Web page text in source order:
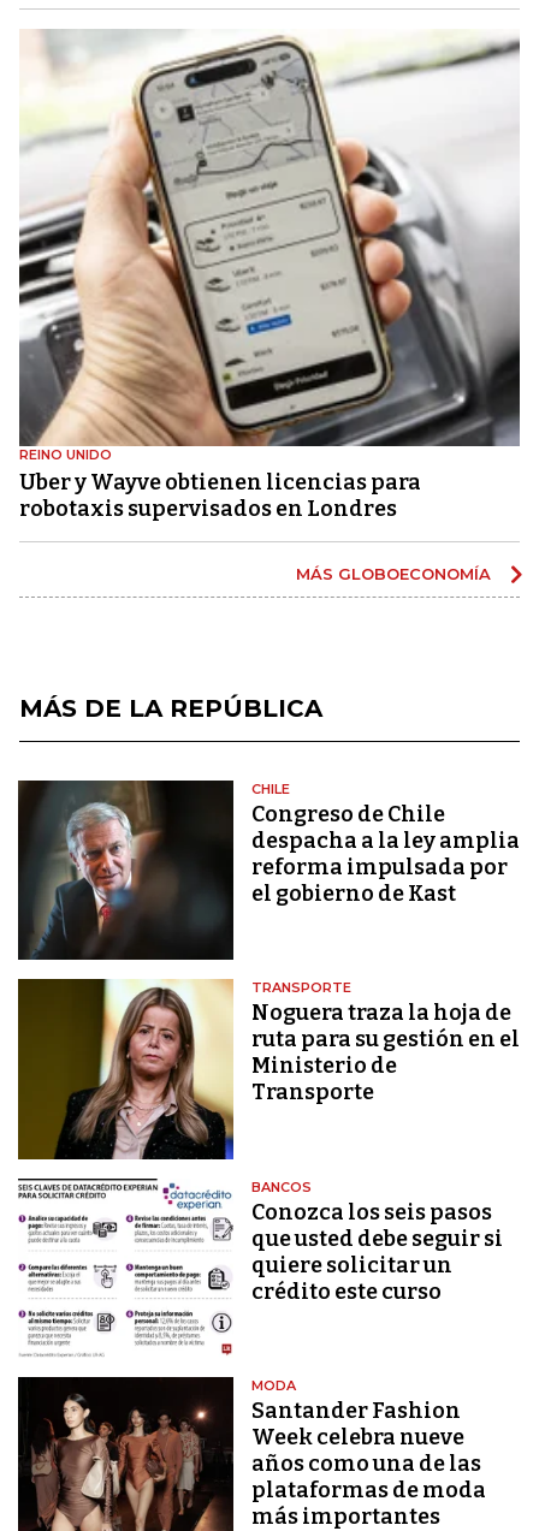
REINO UNIDO
Uber y Wayve obtienen licencias para
robotaxis supervisados ​​en Londres
MÁS GLOBOECONOMÍA
MÁS DE LA REPÚBLICA
CHILE
Congreso de Chile
despacha a la ley amplia
reforma impulsada por
el gobierno de Kast
TRANSPORTE
Noguera traza la hoja de
ruta para su gestión en el
Ministerio de
Transporte
BANCOS
Conozca los seis pasos
que usted debe seguir si
quiere solicitar un
crédito este curso
MODA
Santander Fashion
Week celebra nueve
años como una de las
plataformas de moda
más importantes